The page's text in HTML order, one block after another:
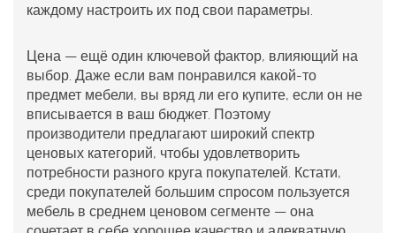
каждому настроить их под свои параметры.
Цена — ещё один ключевой фактор, влияющий на
выбор. Даже если вам понравился какой-то
предмет мебели, вы вряд ли его купите, если он не
вписывается в ваш бюджет. Поэтому
производители предлагают широкий спектр
ценовых категорий, чтобы удовлетворить
потребности разного круга покупателей. Кстати,
среди покупателей большим спросом пользуется
мебель в среднем ценовом сегменте — она